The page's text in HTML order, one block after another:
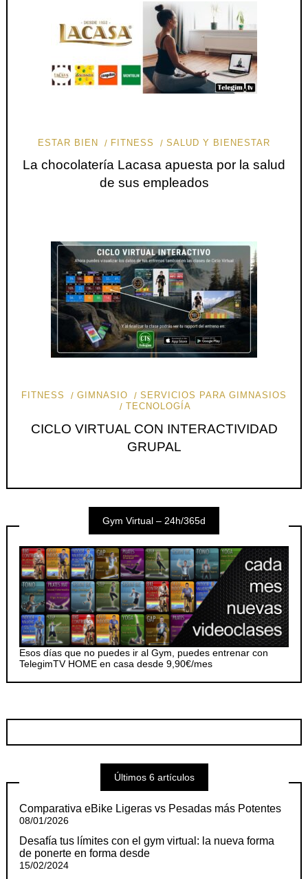
ESTAR BIEN FITNESS SALUD Y BIENESTAR
La chocolatería Lacasa apuesta por la salud
de sus empleados
FITNESS GIMNASIO
SERVICIOS PARA GIMNASIOS
TECNOLOGÍA
CICLO VIRTUAL CON INTERACTIVIDAD
GRUPAL
Gym Virtual – 24h/365d
Esos días que no puedes ir al Gym, puedes entrenar con
TelegimTV HOME en casa desde 9,90€/mes
Últimos 6 artículos
Comparativa eBike Ligeras vs Pesadas más Potentes
08/01/2026
Desafía tus límites con el gym virtual: la nueva forma
de ponerte en forma desde
15/02/2024